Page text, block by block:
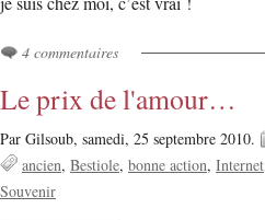
4 commentaires
Le prix de l'amour…
Par Gilsoub, samedi, 25 septembre 2010.
ancien Bestiole bonne action Internet
Souvenir